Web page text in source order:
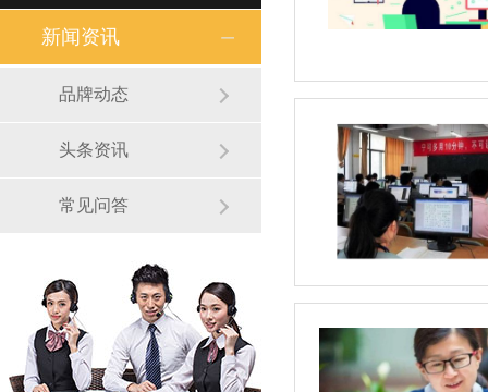
新闻资讯
品牌动态
头条资讯
常见问答